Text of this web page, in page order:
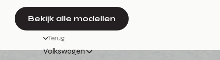
Menu
Terug
Volkswagen
Bekijk alle modellen